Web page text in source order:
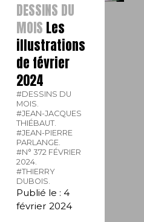
DESSINS DU
MOIS Les
illustrations
de février
2024
#DESSINS DU
MOIS.
#JEAN-JACQUES
THIÉBAUT.
#JEAN-PIERRE
PARLANGE.
#N° 372 FÉVRIER
2024.
#THIERRY
DUBOIS.
Publié le : 4
février 2024